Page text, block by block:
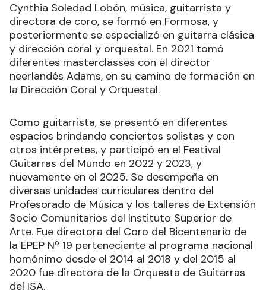
Cynthia Soledad Lobón, música, guitarrista y
directora de coro, se formó en Formosa, y
posteriormente se especializó en guitarra clásica
y dirección coral y orquestal. En 2021 tomó
diferentes masterclasses con el director
neerlandés Adams, en su camino de formación en
la Dirección Coral y Orquestal.
Como guitarrista, se presentó en diferentes
espacios brindando conciertos solistas y con
otros intérpretes, y participó en el Festival
Guitarras del Mundo en 2022 y 2023, y
nuevamente en el 2025. Se desempeña en
diversas unidades curriculares dentro del
Profesorado de Música y los talleres de Extensión
Socio Comunitarios del Instituto Superior de
Arte. Fue directora del Coro del Bicentenario de
la EPEP Nº 19 perteneciente al programa nacional
homónimo desde el 2014 al 2018 y del 2015 al
2020 fue directora de la Orquesta de Guitarras
del ISA.